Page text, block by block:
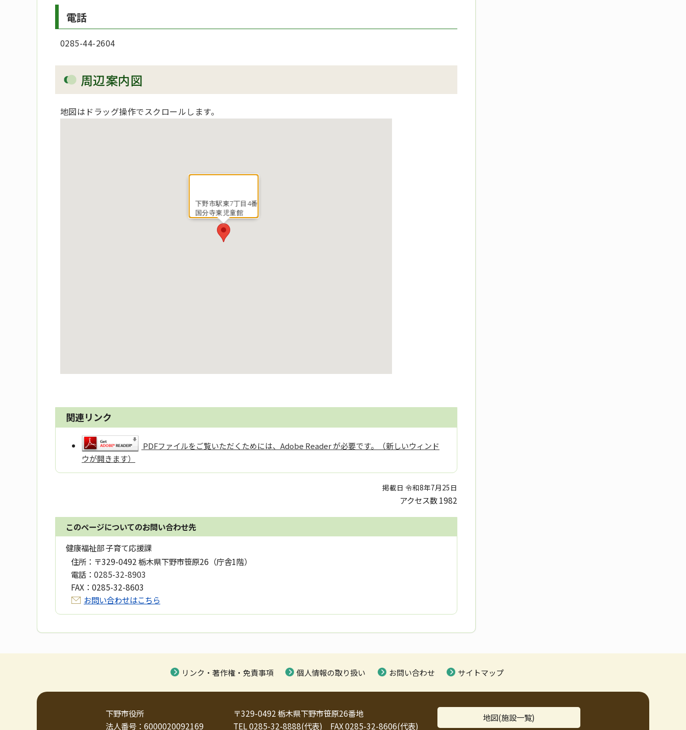
電話
0285-44-2604
周辺案内図
地図はドラッグ操作でスクロールします。
下野市駅東7丁目4番
国分寺東児童館
関連リンク
PDFファイルをご覧いただくためには、Adobe Reader が必要です。（新しいウィンド
ウが開きます）
掲載日 令和8年7月25日
アクセス数1982
このページについてのお問い合わせ先
健康福祉部 子育て応援課
住所： 〒329-0492 栃木県下野市笹原26（庁舎1階）
電話： 0285-32-8903
FAX： 0285-32-8603
お問い合わせはこちら
リンク・著作権・免責事項 個人情報の取り扱い お問い合わせ サイトマップ
下野市役所
法人番号：6000020092169
〒329-0492 栃木県下野市笹原26番地
TEL 0285-32-8888(代表) FAX 0285-32-8606(代表)
地図(施設一覧)